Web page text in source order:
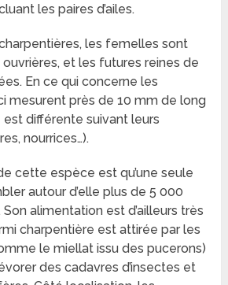
les paires d’ailes.
les femelles sont
et les futures reines de
En ce qui concerne les
mesurent près de 10 mm de long
différente suivant leurs
nourrices…).
cette espèce est qu’une seule
autour d’elle plus de 5 000
alimentation est d’ailleurs très
charpentière est attirée par les
le miellat issu des pucerons)
des cadavres d’insectes et